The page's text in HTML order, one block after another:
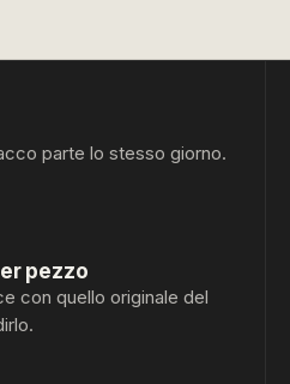
parte lo stesso giorno.
pezzo
con quello originale del